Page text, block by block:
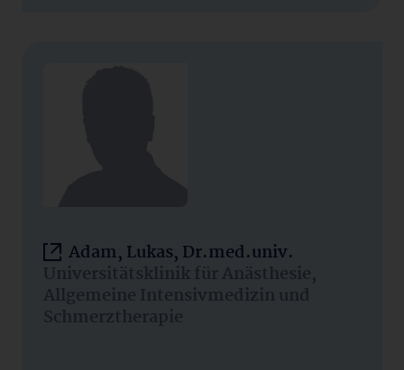
Adam, Lukas, Dr.med.univ.
Universitätsklinik für Anästhesie,
Allgemeine Intensivmedizin und
Schmerztherapie